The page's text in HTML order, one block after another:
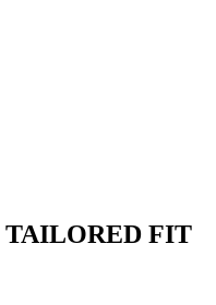
TAILORED FIT